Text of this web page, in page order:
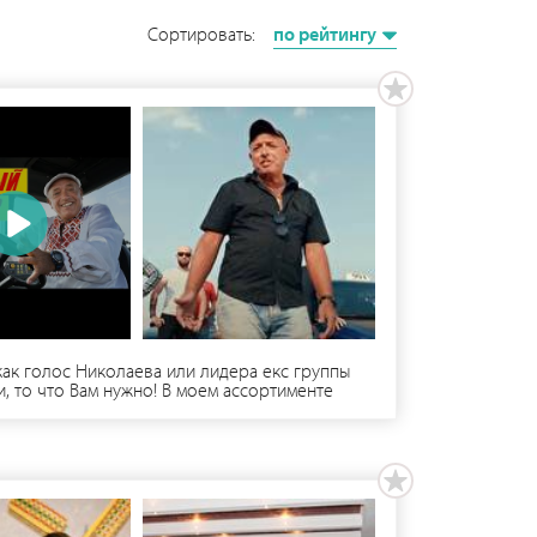
Сортировать: по рейтингу
голос Николаева или лидера екс группы
что Вам нужно! В моем ассортименте